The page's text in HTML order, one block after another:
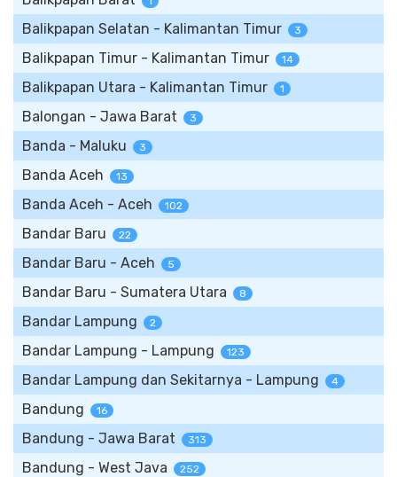
Balikpapan Selatan - Kalimantan Timur 3
Balikpapan Timur - Kalimantan Timur 14
Balikpapan Utara - Kalimantan Timur 1
Balongan - Jawa Barat 3
Banda - Maluku 3
Banda Aceh 13
Banda Aceh - Aceh 102
Bandar Baru 22
Bandar Baru - Aceh 5
Bandar Baru - Sumatera Utara 8
Bandar Lampung 2
Bandar Lampung - Lampung 123
Bandar Lampung dan Sekitarnya - Lampung 4
Bandung 16
Bandung - Jawa Barat 313
Bandung - West Java 252